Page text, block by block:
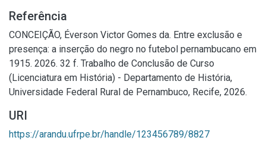
Referência
CONCEIÇÃO, Éverson Victor Gomes da. Entre exclusão e
presença: a inserção do negro no futebol pernambucano em
1915. 2026. 32 f. Trabalho de Conclusão de Curso
(Licenciatura em História) - Departamento de História,
Universidade Federal Rural de Pernambuco, Recife, 2026.
URI
https://arandu.ufrpe.br/handle/123456789/8827